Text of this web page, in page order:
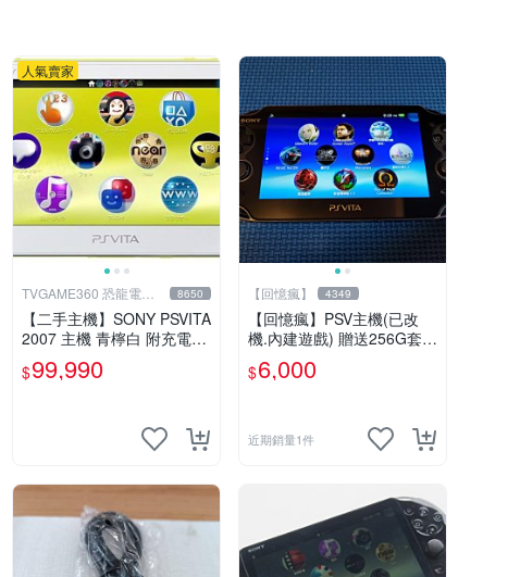
人氣賣家
TVGAME360 恐龍電玩- 8650
【二手主機】SONY PSVITA
2007 主機 青檸白 附充電器
USB傳輸線 PS VITA PSV 台
中恐龍電玩
$99,990
【回憶瘋】 4349
【回憶瘋】PSV主機(已改
機.內建遊戲) 贈送256G套卡
9成新 遊戲機 PSVITA
$6,000
近期銷量1件